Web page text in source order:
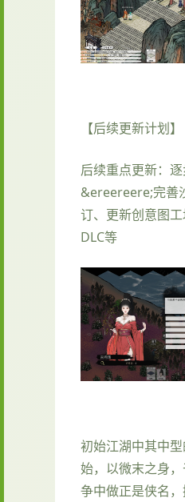
【后续更新计划】
后续重点更新：
&ereereere;完善
订、更新创意图
DLC等
初始江湖中其中
始，以微末之身
争中做正是侠名